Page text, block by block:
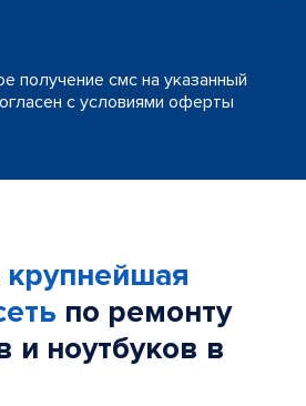
получение смс на указанный
с условиями оферты
крупнейшая
по ремонту
и ноутбуков в